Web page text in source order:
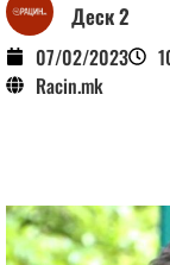
Деск 2
07/02/2023
Racin.mk